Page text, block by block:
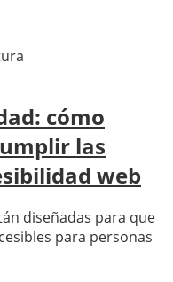
cómo
las
web
diseñadas para que
para personas